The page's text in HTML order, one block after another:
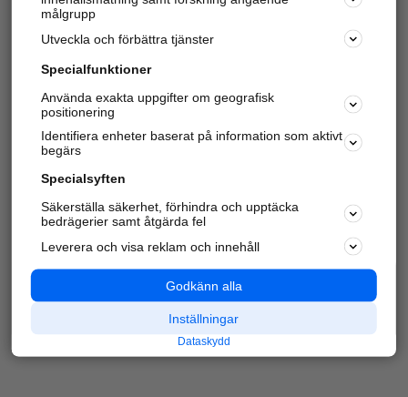
Har du redan verifierat ditt företag? Logga in
Varje vecka besöker du och4 miljoner
andra
härliga användare oss för att hitta rätt lokal
information om företag, privatpersoner och
platser.
målgrupp
Utveckla och förbättra tjänster
Specialfunktioner
Använda exakta uppgifter om geografisk
positionering
Identifiera enheter baserat på information som aktivt
begärs
Specialsyften
Säkerställa säkerhet, förhindra och upptäcka
bedrägerier samt åtgärda fel
Leverera och visa reklam och innehåll
Godkänn alla
Inställningar
Dataskydd